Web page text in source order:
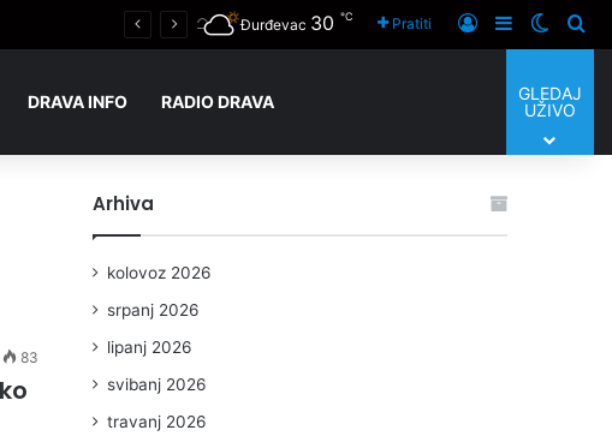
Đurđevac 30 ℃ Pratiti Prijaviti se
Sidebar
DRAVA INFO RADIO DRAVA
GLEDAJ
UŽIVO
83
Arhiva
kolovoz 2026
srpanj 2026
lipanj 2026
svibanj 2026
travanj 2026